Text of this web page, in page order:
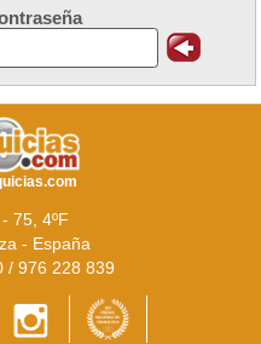
75, 4ºF
- España
/ 976 228 839